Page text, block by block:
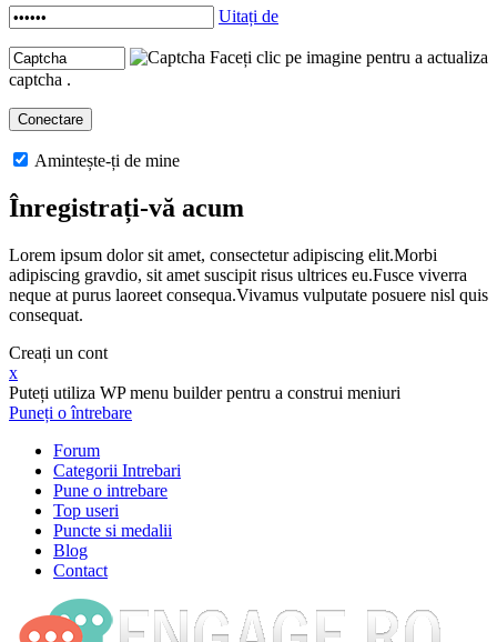
Uitați de
Faceți clic pe imagine pentru a actualiza
captcha .
Amintește-ți de mine
Înregistrați-vă acum
Lorem ipsum dolor sit amet, consectetur adipiscing elit.Morbi
adipiscing gravdio, sit amet suscipit risus ultrices eu.Fusce viverra
neque at purus laoreet consequa.Vivamus vulputate posuere nisl quis
consequat.
Creați un cont
x
Puteți utiliza WP menu builder pentru a construi meniuri
Puneți o întrebare
Forum
Categorii Intrebari
Pune o intrebare
Top useri
Puncte si medalii
Blog
Contact